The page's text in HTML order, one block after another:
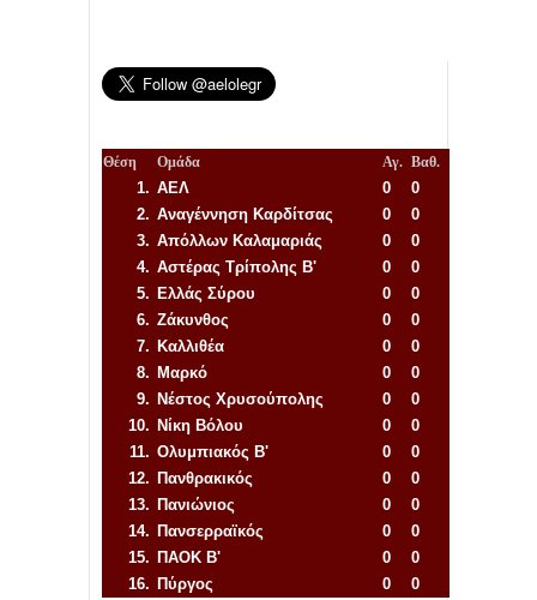
Θέση Ομάδα Αγ. Βαθ.
1. ΑΕΛ 0
0
2. Αναγέννηση Καρδίτσας 0
0
3. Απόλλων Καλαμαριάς 0
0
4. Αστέρας Τρίπολης Β' 0
0
5. Ελλάς Σύρου 0
0
6. Ζάκυνθος 0
0
7. Καλλιθέα 0
0
8. Μαρκό 0
0
9. Νέστος Χρυσούπολης 0
0
10. Νίκη Βόλου 0
0
11. Ολυμπιακός Β' 0
0
12. Πανθρακικός 0
0
13. Πανιώνιος 0
0
14. Πανσερραϊκός 0
0
15. ΠΑΟΚ Β' 0
0
16. Πύργος 0
0